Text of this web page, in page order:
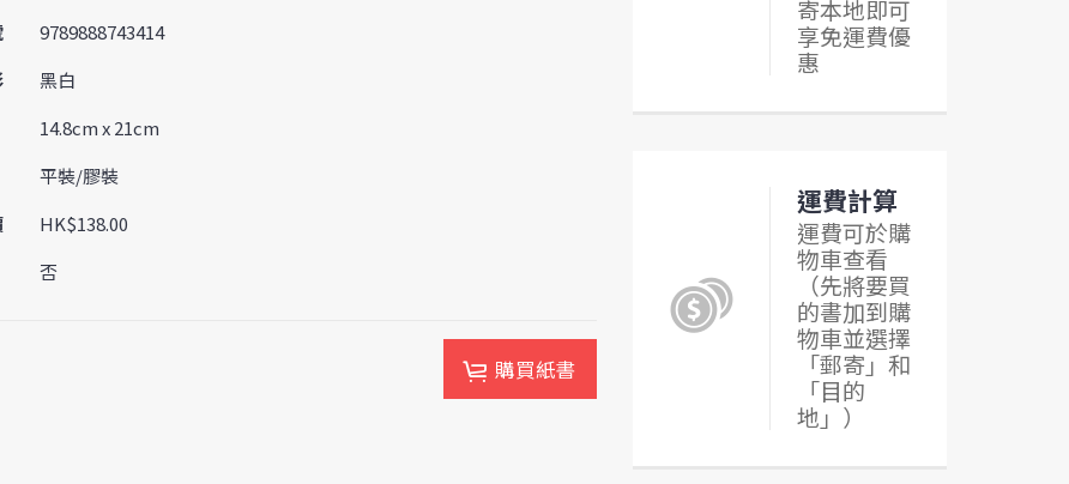
9789888743414
黑白
14.8cm x 21cm
平裝/膠裝
HK$138.00
否
購買紙書
寄本地即可
享免運費優
惠
運費計算
運費可於購
物車查看
（先將要買
的書加到購
物車並選擇
「郵寄」和
「目的
地」）